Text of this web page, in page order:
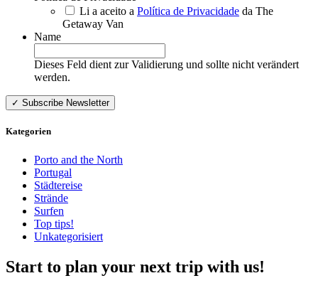
Li a aceito a Política de Privacidade da The
Getaway Van
Name
Dieses Feld dient zur Validierung und sollte nicht verändert
werden.
Kategorien
Porto and the North
Portugal
Städtereise
Strände
Surfen
Top tips!
Unkategorisiert
Start to plan your next trip with us!